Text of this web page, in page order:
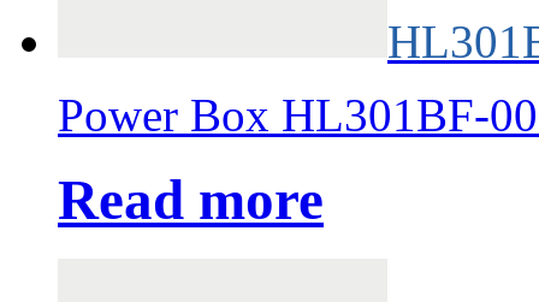
Power Box HL301BF-
Read more